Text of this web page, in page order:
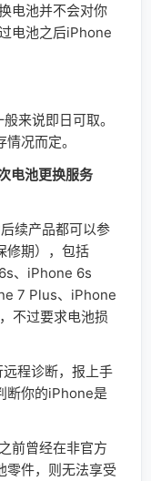
电池并不会对你
电池之后iPhone
来说即日可取。
况而定。
池更换服务
续产品都可以参
修期），包括
、iPhone 6s
7 Plus、iPhone
不过要求电池损
程诊断，报上手
断你的iPhone是
曾经在非官方
零件，则无法享受